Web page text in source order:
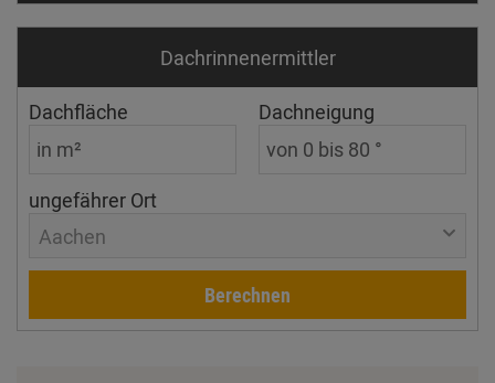
Dachrinnen­ermittler
Dachfläche Dachneigung
ungefährer Ort
Aachen
Berechnen